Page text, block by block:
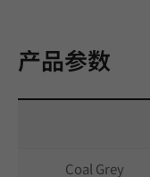
产品参数
Coal Grey